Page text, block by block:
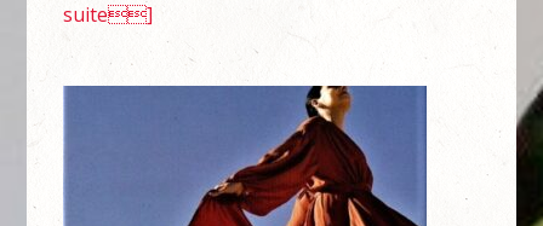
suite]